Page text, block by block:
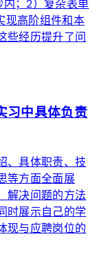
；2）复杂表单
现高阶组件和本
些经历提升了问
习中具体负责
、具体职责、技
等方面全面展
解决问题的方法
时展示自己的学
现与应聘岗位的